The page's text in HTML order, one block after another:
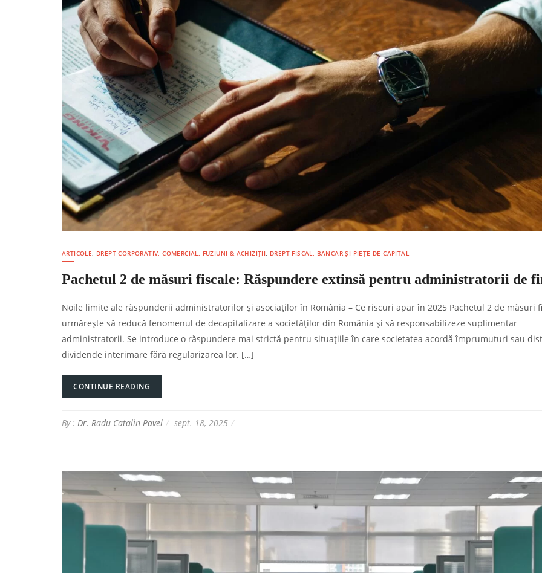
ARTICOLE, DREPT CORPORATIV, COMERCIAL, FUZIUNI & ACHIZIȚII, DREPT FISCAL, BANCAR ȘI PIEȚE DE CAPITAL
Pachetul 2 de măsuri fiscale: Răspundere extinsă pentru administratorii de
Noile limite ale răspunderii administratorilor și asociaților în România – Ce riscuri apar în 2025 Pachetul 2 de măsuri
urmărește să reducă fenomenul de decapitalizare a societăților din România și să responsabilizeze suplimentar
administratorii. Se introduce o răspundere mai strictă pentru situațiile în care societatea acordă împrumuturi sau
dividende interimare fără regularizarea lor. […]
CONTINUE READING
By : Dr. Radu Catalin Pavel sept. 18, 2025